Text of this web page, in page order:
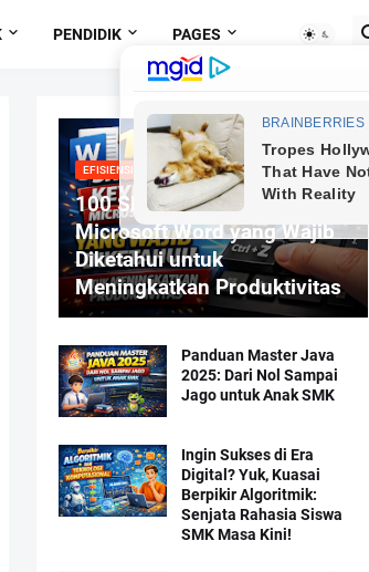
PENDIDIK PAGES
EFISIENSI MENGETIK
100 Shortcut Keyboard
Microsoft Word yang Wajib
Diketahui untuk
Meningkatkan Produktivitas
Panduan Master Java
2025: Dari Nol Sampai
Jago untuk Anak SMK
Ingin Sukses di Era
Digital? Yuk, Kuasai
Berpikir Algoritmik:
Senjata Rahasia Siswa
SMK Masa Kini!